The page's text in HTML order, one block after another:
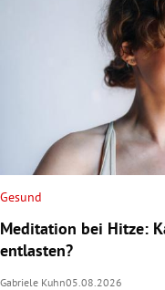
Gesund
Meditation bei Hitze:
entlasten?
Gabriele Kuhn05.08.2026